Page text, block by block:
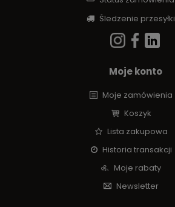
Śledzenie przesyłki
Moje konto
Moje zamówienia
Koszyk
Lista zakupowa
Historia transakcji
Moje rabaty
Newsletter